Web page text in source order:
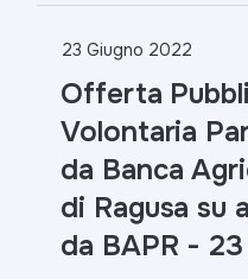
23 Giugno 2022
Offerta
Volontaria
da Banca
di Ragusa su
da BAPR -